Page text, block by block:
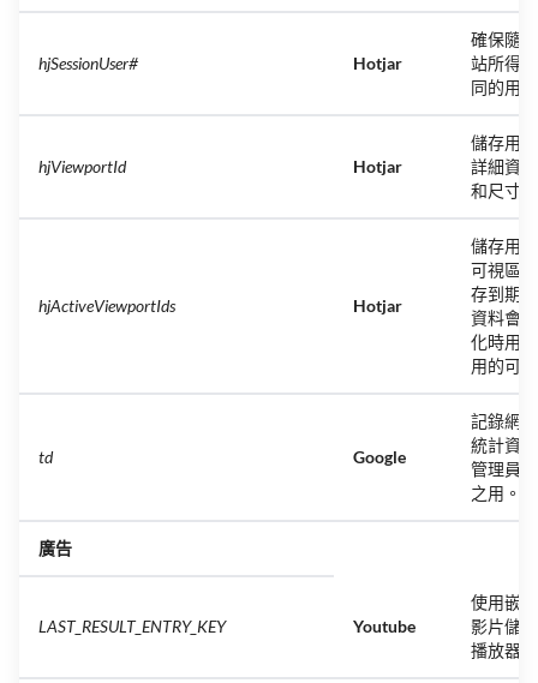
hjSessionUser# Hotjar
確保隨
站所得
同的用
hjViewportId Hotjar
儲存用
詳細資
和尺寸。
hjActiveViewportIds Hotjar
儲存用
可視區
存到期
資料會
化時用
用的可
td Google
記錄網
統計資
管理員
之用。
廣告
LAST_RESULT_ENTRY_KEY Youtube
使用嵌
影片儲
播放器